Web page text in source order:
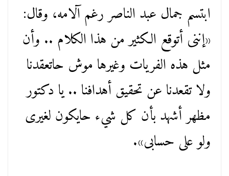
ابتسم جمال عبد الناصر رغم آلامه، وقال:
«إننى أتوقع الكثير من هذا الكلام .. وأن
مثل هذه الفريات وغيرها موش حاتعقدنا
ولا تقعدنا عن تحقيق أهدافنا .. يا دكتور
مظهر أشهد بأن كل شيء حايكون لغيرى
ولو على حسابى».